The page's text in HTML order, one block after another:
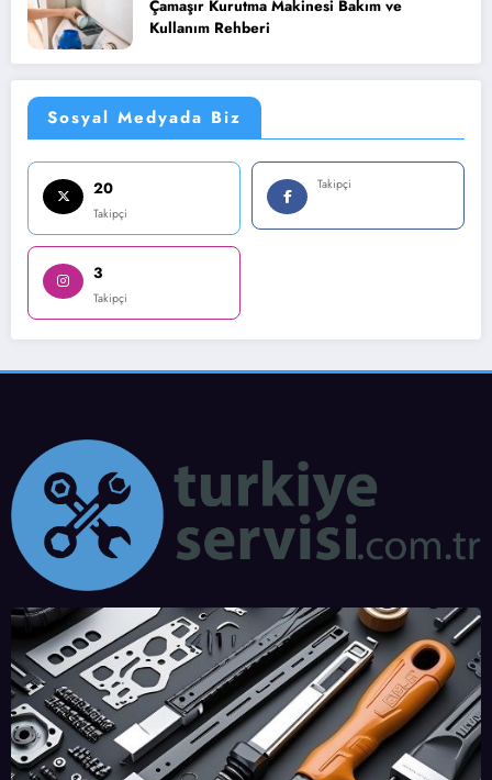
Çamaşır Kurutma Makinesi Bakım ve
Kullanım Rehberi
Sosyal Medyada Biz
20
Takipçi
Takipçi
3
Takipçi